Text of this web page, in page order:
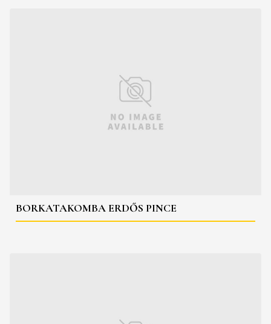
BORKATAKOMBA ERDŐS PINCE